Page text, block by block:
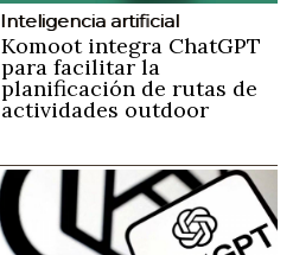
Inteligencia artificial
Komoot integra ChatGPT
para facilitar la
planificación de rutas de
actividades outdoor